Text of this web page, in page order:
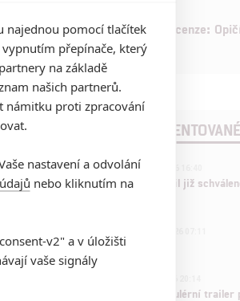
8 Recenze:
POSLEDNÍ KOMENTOVANÉ
3ČLÁNEK | 01.08.2026 16:40
Marvel nečekaně zrušil již
拆彈專家
Děti krve a kostí: Regulérní trailer
najednou pomocí tlačítek
přepínače, který
na základě
našich partnerů.
námitku proti zpracování
nastavení a odvolání
nebo kliknutím na
v2" a v úložišti
vaše signály